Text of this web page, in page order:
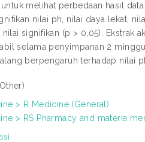
melihat perbedaan hasil
nilai ph, nilai daya lekat,
signifikan (p > 0,05). Ekstrak
selama penyimpanan 2
berpengaruh terhadap nilai
> R Medicine (General)
> RS Pharmacy and materia